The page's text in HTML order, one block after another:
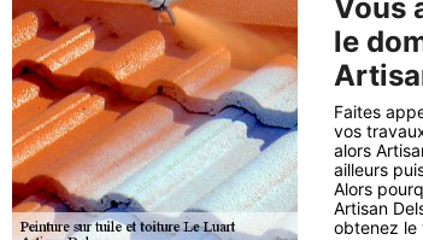
Vous
le
Faites
vos
alors
ailleurs
Alors
Artisan
obtenez le